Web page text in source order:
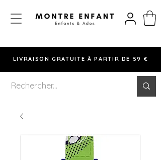
LIVRAISON GRATUITE À PARTIR DE 59 €